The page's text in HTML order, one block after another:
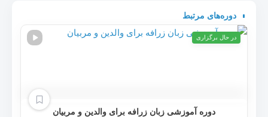
دوره‌های مرتبط
در حال برگزاری
دوره آموزشی زبان زرافه برای والدین و مربیان